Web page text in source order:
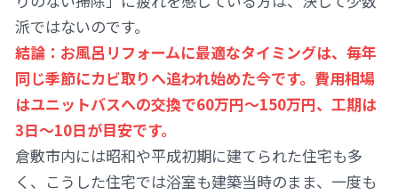
派ではないのです。
結論：お風呂リフォームに最適なタイミングは、毎年
同じ季節にカビ取りへ追われ始めた今です。費用相場
はユニットバスへの交換で60万円〜150万円、工期は
3日〜10日が目安です。
倉敷市内には昭和や平成初期に建てられた住宅も多
く、こうした住宅では浴室も建築当時のまま、一度も